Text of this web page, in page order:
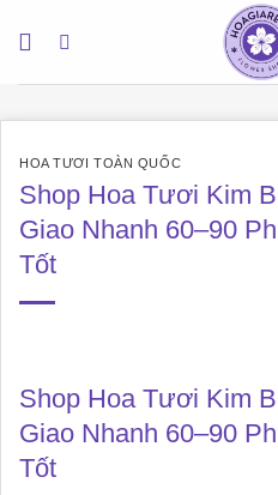
HOA TƯƠI TOÀN QUỐC
Shop Hoa Tươi Kim
Giao Nhanh 60–90
Tốt
Shop Hoa Tươi Kim
Giao Nhanh 60–90
Tốt